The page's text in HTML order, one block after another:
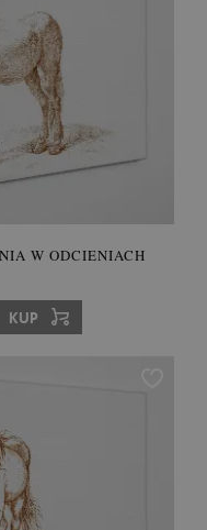
W ODCIENIACH
KUP